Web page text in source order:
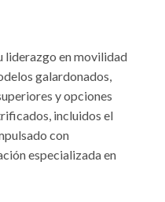
liderazgo en movilidad
galardonados,
y opciones
incluidos el
con
especializada en